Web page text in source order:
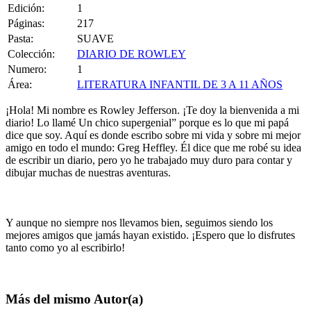
Edición:
1
Páginas:
217
Pasta:
SUAVE
Colección:
DIARIO DE ROWLEY
Numero:
1
Área:
LITERATURA INFANTIL DE 3 A 11 AÑOS
¡Hola! Mi nombre es Rowley Jefferson. ¡Te doy la bienvenida a mi
diario! Lo llamé Un chico supergenial” porque es lo que mi papá
dice que soy. Aquí es donde escribo sobre mi vida y sobre mi mejor
amigo en todo el mundo: Greg Heffley. Él dice que me robé su idea
de escribir un diario, pero yo he trabajado muy duro para contar y
dibujar muchas de nuestras aventuras.
Y aunque no siempre nos llevamos bien, seguimos siendo los
mejores amigos que jamás hayan existido. ¡Espero que lo disfrutes
tanto como yo al escribirlo!
Más del mismo Autor(a)